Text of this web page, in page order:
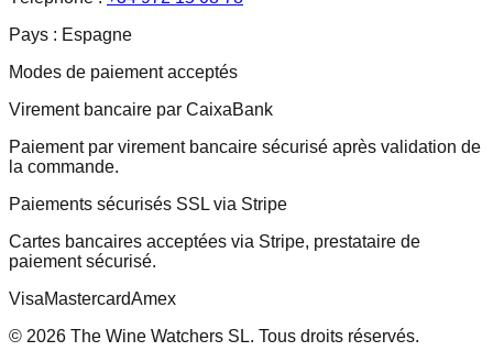
Pays : Espagne
Modes de paiement acceptés
Virement bancaire par CaixaBank
Paiement par virement bancaire sécurisé après validation de
la commande.
Paiements sécurisés SSL via Stripe
Cartes bancaires acceptées via Stripe, prestataire de
paiement sécurisé.
VisaMastercardAmex
© 2026 The Wine Watchers SL. Tous droits réservés.